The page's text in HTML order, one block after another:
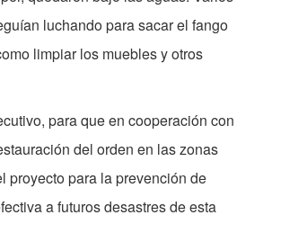
luchando para sacar el fango
limpiar los muebles y otros
para que en cooperación con
del orden en las zonas
proyecto para la prevención de
a futuros desastres de esta